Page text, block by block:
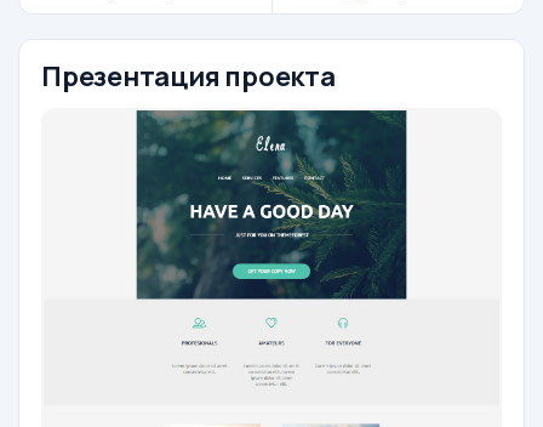
Презентация проекта